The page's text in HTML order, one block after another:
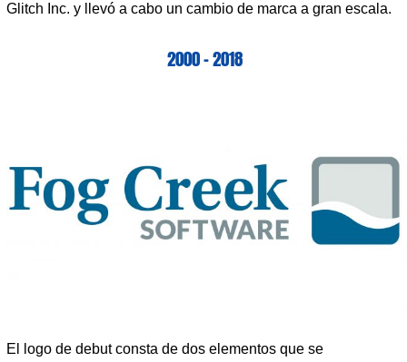
Glitch Inc. y llevó a cabo un cambio de marca a gran escala.
2000 – 2018
El logo de debut consta de dos elementos que se